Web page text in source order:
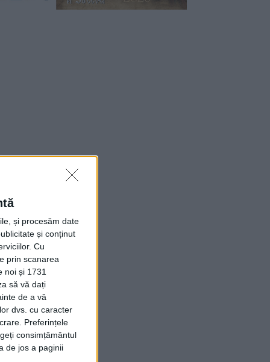
și procesăm date
și conținut
Cu
prin scanarea
noi și 1731
să vă dați
de a vă
dvs. cu caracter
Preferințele
consimțământul
de jos a paginii